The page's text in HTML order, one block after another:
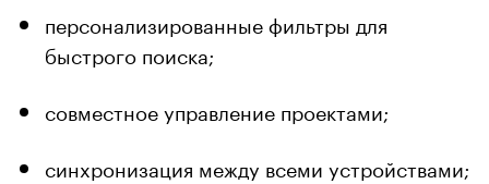
персонализированные фильтры для
быстрого поиска;
совместное управление проектами;
синхронизация между всеми устройствами;